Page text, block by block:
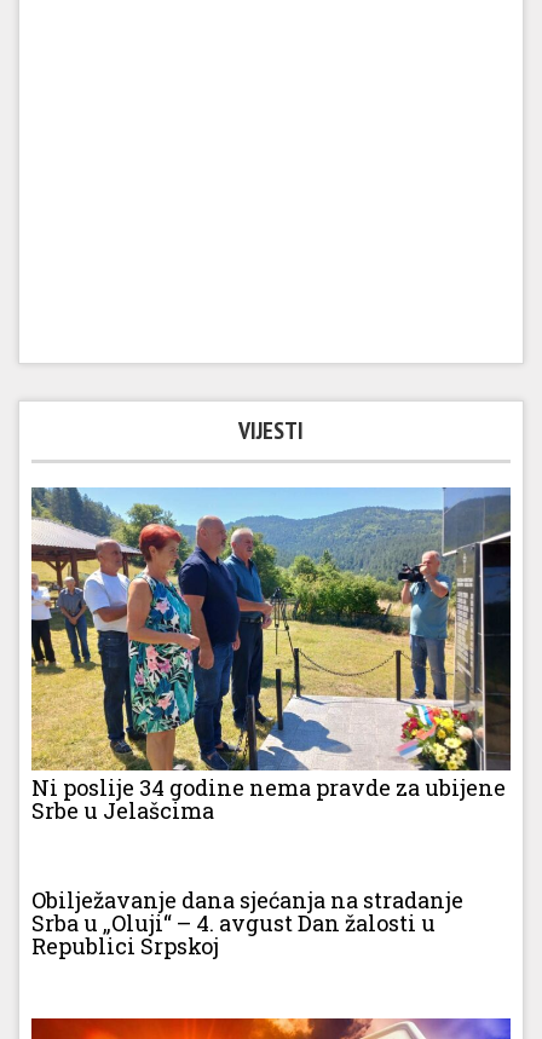
VIJESTI
Ni poslije 34 godine nema pravde za ubijene
Srbe u Jelašcima
Obilježavanje dana sjećanja na stradanje
Srba u „Oluji“ – 4. avgust Dan žalosti u
Republici Srpskoj